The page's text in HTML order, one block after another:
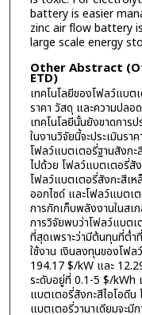
battery is easier
zinc air flow battery
large scale energy
Other Abstract
ETD)
เทคโนโลยีของโฟลว์แบ
ราคา วัสดุ และความปลอ
เทคโนโลยีนั้นยังขาดการ
ในงานวิจัยนี้จะประเมินร
โฟลว์แบตเตอรี่ฐานสังกะ
ไปด้วย โฟลว์แบตเตอรี่สั
โฟลว์แบตเตอรี่สังกะสีเ
ออกไซด์ และโฟลว์แบตเต
การกักเก็บพลังงานในสเ
การวิจัยพบว่าโฟลว์แบตเ
ที่สุดเพราะว่ามีต้นทุนที่ต่ำ
ใช้งาน เงินลงทุนของโฟ
194.17 $/kW และ
ระดับอยู่ที่ 0.1-5 $/kWh
แบตเตอรี่สังกะสีไอโอดี
แบตเตอรี่วานาเดียมจะมี